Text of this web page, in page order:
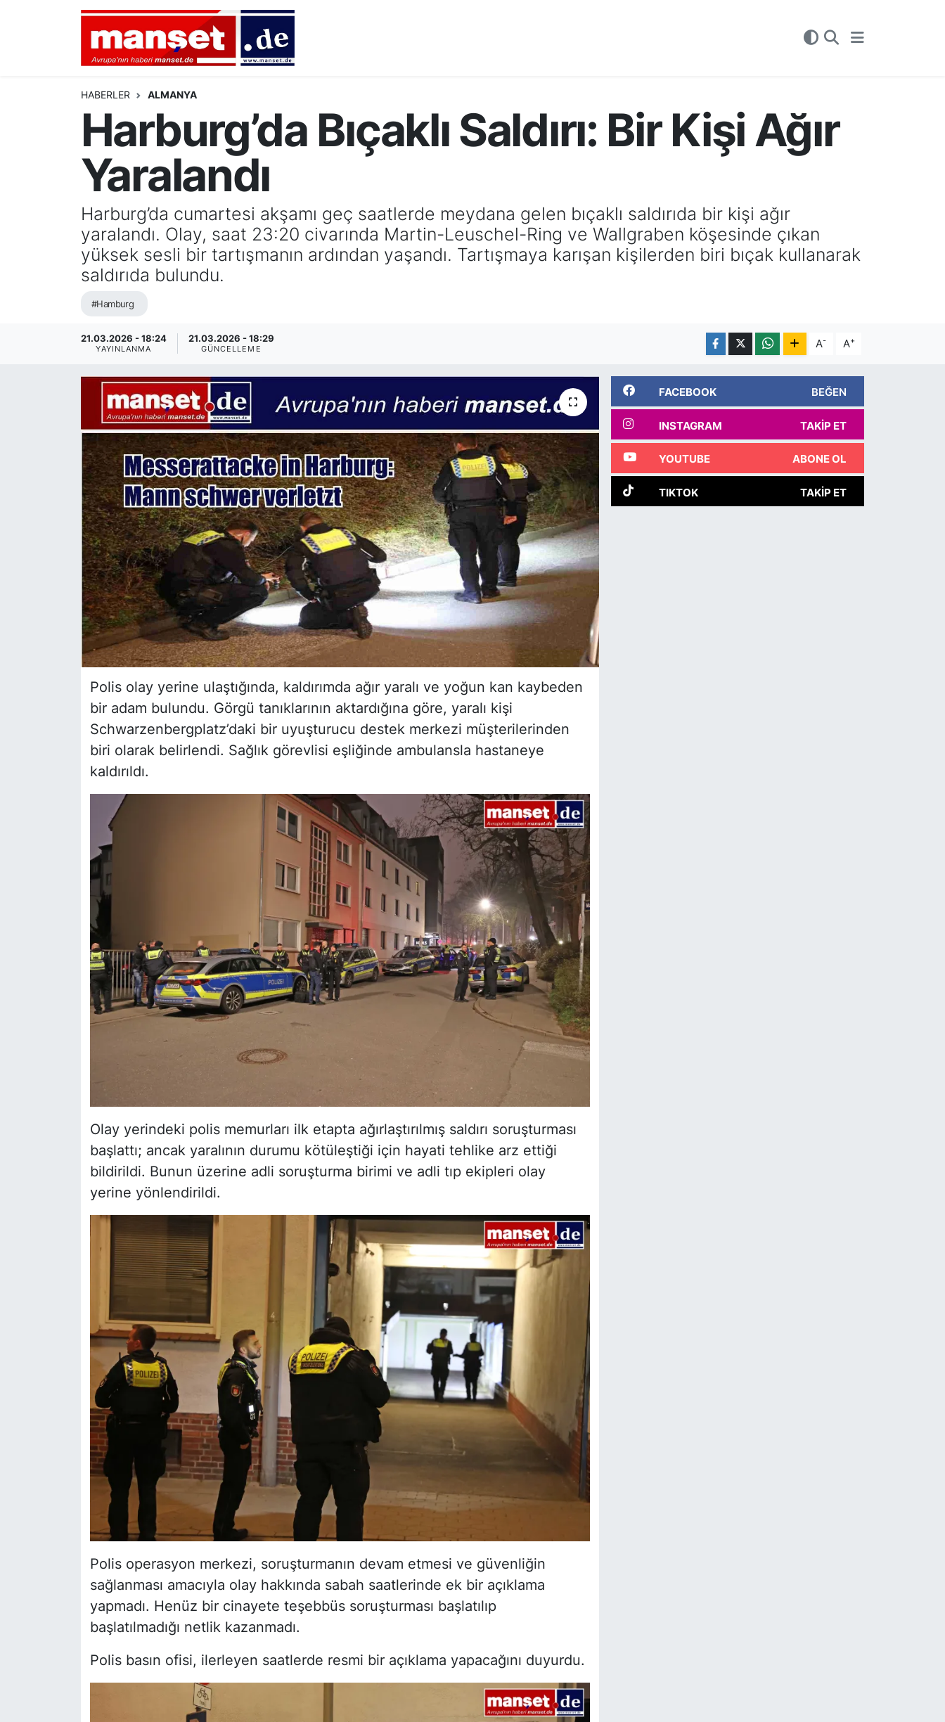
HABERLER ALMANYA
Harburg’da Bıçaklı Saldırı: Bir Kişi Ağır
Yaralandı
Harburg’da cumartesi akşamı geç saatlerde meydana gelen bıçaklı saldırıda bir kişi ağır
yaralandı. Olay, saat 23:20 civarında Martin-Leuschel-Ring ve Wallgraben köşesinde çıkan
yüksek sesli bir tartışmanın ardından yaşandı. Tartışmaya karışan kişilerden biri bıçak kullanarak
saldırıda bulundu.
#Hamburg
21.03.2026 - 18:24
YAYINLANMA
21.03.2026 - 18:29
GÜNCELLEME A- A+
Polis olay yerine ulaştığında, kaldırımda ağır yaralı ve yoğun kan kaybeden
bir adam bulundu. Görgü tanıklarının aktardığına göre, yaralı kişi
Schwarzenbergplatz’daki bir uyuşturucu destek merkezi müşterilerinden
biri olarak belirlendi. Sağlık görevlisi eşliğinde ambulansla hastaneye
kaldırıldı.
Olay yerindeki polis memurları ilk etapta ağırlaştırılmış saldırı soruşturması
başlattı; ancak yaralının durumu kötüleştiği için hayati tehlike arz ettiği
bildirildi. Bunun üzerine adli soruşturma birimi ve adli tıp ekipleri olay
yerine yönlendirildi.
Polis operasyon merkezi, soruşturmanın devam etmesi ve güvenliğin
sağlanması amacıyla olay hakkında sabah saatlerinde ek bir açıklama
yapmadı. Henüz bir cinayete teşebbüs soruşturması başlatılıp
başlatılmadığı netlik kazanmadı.
Polis basın ofisi, ilerleyen saatlerde resmi bir açıklama yapacağını duyurdu.
FACEBOOK BEĞEN
INSTAGRAM TAKIP ET
YOUTUBE ABONE OL
TIKTOK TAKIP ET
AVRUPA
ALMANYA
TÜRKİYE
DEUTSCH
EKONOMİ
SİYASET
SAĞLIK
Nöbetçi Eczaneler
Hava Durumu
Namaz Vakitleri
Trafik Durumu
Tüm Manşetler
Son Dakika Haberleri
Haber Arşivi